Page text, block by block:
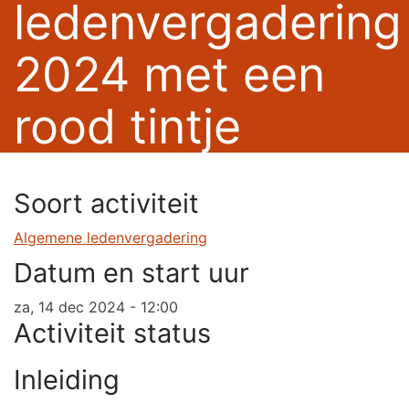
ledenvergadering
2024 met een
rood tintje
Soort activiteit
Algemene ledenvergadering
Datum en start uur
za, 14 dec 2024 - 12:00
Activiteit status
Inleiding